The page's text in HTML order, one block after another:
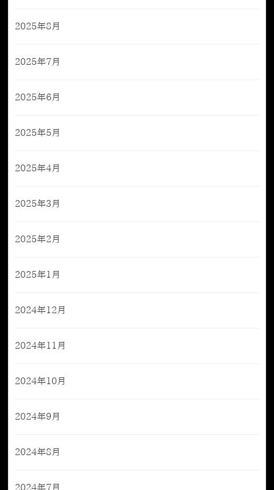
2025年8月
2025年7月
2025年6月
2025年5月
2025年4月
2025年3月
2025年2月
2025年1月
2024年12月
2024年11月
2024年10月
2024年9月
2024年8月